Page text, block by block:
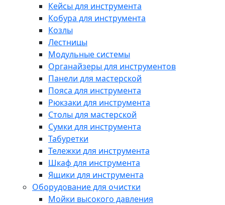
Кейсы для инструмента
Кобура для инструмента
Козлы
Лестницы
Модульные системы
Органайзеры для инструментов
Панели для мастерской
Пояса для инструмента
Рюкзаки для инструмента
Столы для мастерской
Сумки для инструмента
Табуретки
Тележки для инструмента
Шкаф для инструмента
Ящики для инструмента
Оборудование для очистки
Мойки высокого давления